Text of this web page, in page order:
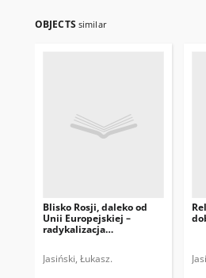
OBJECTS similar
Blisko Rosji, daleko od
Unii Europejskiej –
radykalizacja
Jasiński, Łukasz.